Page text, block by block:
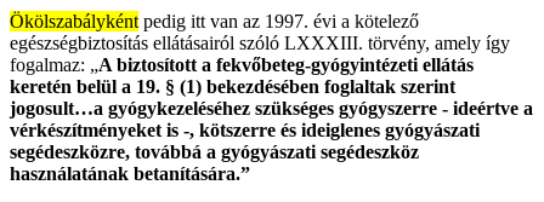
Ökölszabályként pedig itt van az 1997. évi a kötelező
egészségbiztosítás ellátásairól szóló LXXXIII. törvény, amely így
fogalmaz: „A biztosított a fekvőbeteg-gyógyintézeti ellátás
keretén belül a 19. § (1) bekezdésében foglaltak szerint
jogosult…a gyógykezeléséhez szükséges gyógyszerre - ideértve a
vérkészítményeket is -, kötszerre és ideiglenes gyógyászati
segédeszközre, továbbá a gyógyászati segédeszköz
használatának betanítására.”